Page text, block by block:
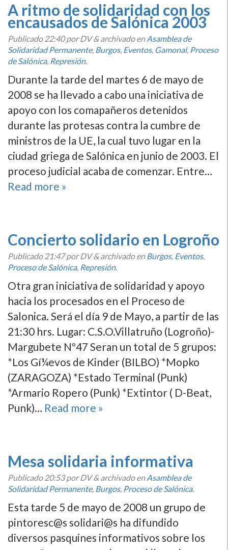
A ritmo de solidaridad con los
encausados de Salónica 2003
Publicado22:40por DV&archivado enAsamblea de
Solidaridad Permanente, Burgos, Eventos, Gamonal, Proceso
de Salónica, Represión.
Durante la tarde del martes 6 de mayo de
2008 se ha llevado a cabo una iniciativa de
apoyo con los comapañeros detenidos
durante las protesas contra la cumbre de
ministros de la UE, la cual tuvo lugar en la
ciudad griega de Salónica en junio de 2003. El
proceso judicial acaba de comenzar. Entre…
Read more »
Concierto solidario en Logroño
Publicado21:47por DV&archivado enBurgos, Eventos,
Proceso de Salónica, Represión.
Otra gran iniciativa de solidaridad y apoyo
hacia los procesados en el Proceso de
Salonica. Será el dí­a 9 de Mayo, a partir de las
21:30 hrs. Lugar: C.S.O.Villatruño (Logroño)-
Margubete Nº47 Seran un total de 5 grupos:
*Los Gí¼evos de Kinder (BILBO) *Mopko
(ZARAGOZA) *Estado Terminal (Punk)
*Armario Ropero (Punk) *Extintor ( D-Beat,
Punk)… Read more »
Mesa solidaria informativa
Publicado20:53por DV&archivado enAsamblea de
Solidaridad Permanente, Burgos, Proceso de Salónica.
Esta tarde 5 de mayo de 2008 un grupo de
pintoresc@s solidari@s ha difundido
diversos pasquines informativos sobre los